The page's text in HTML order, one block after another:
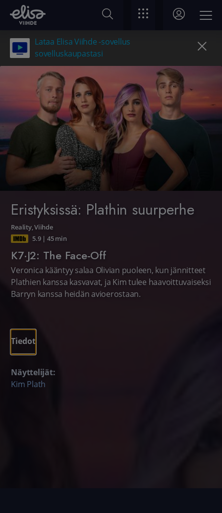
Lataa Elisa Viihde -sovellus
sovelluskaupastasi
Eristyksissä: Plathin suurperhe
Reality,Viihde
5.9| 45 min
K7·J2: The Face-Off
Veronica kääntyy salaa Olivian puoleen, kun jännitteet
Plathien kanssa kasvavat, ja Kim tulee haavoittuvaiseksi
Barryn kanssa heidän avioerostaan.
Tiedot
Näyttelijät:
Kim Plath